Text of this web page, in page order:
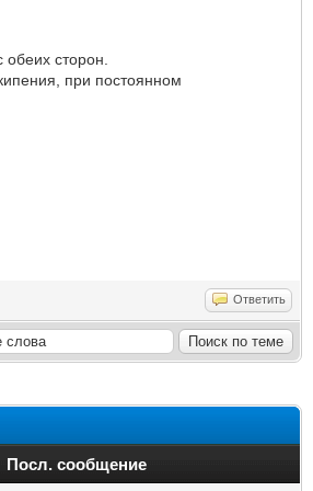
сторон.
при постоянном
Ответить
Посл. сообщение